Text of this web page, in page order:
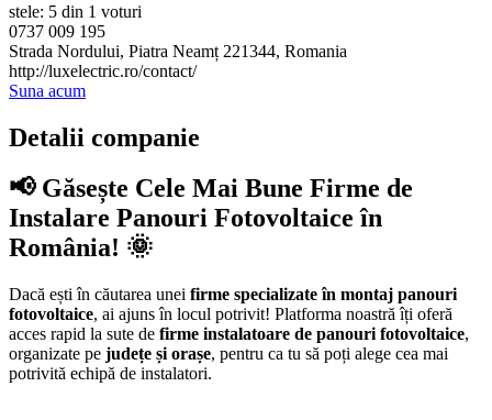
stele: 5 din 1 voturi
0737 009 195
Strada Nordului, Piatra Neamț 221344, Romania
http://luxelectric.ro/contact/
Suna acum
Detalii companie
📢 Găsește Cele Mai Bune Firme de
Instalare Panouri Fotovoltaice în
România! 🌞
Dacă ești în căutarea unei firme specializate în montaj panouri
fotovoltaice, ai ajuns în locul potrivit! Platforma noastră îți oferă
acces rapid la sute de firme instalatoare de panouri fotovoltaice,
organizate pe județe și orașe, pentru ca tu să poți alege cea mai
potrivită echipă de instalatori.